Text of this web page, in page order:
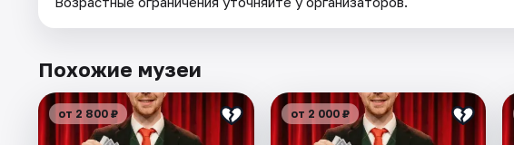
Похожие музеи
от 2 800 ₽ от 2 000 ₽